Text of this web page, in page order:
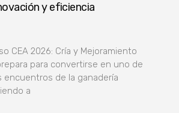
y eficiencia
CEA 2026: Cría y Mejoramiento
para convertirse en uno de
encuentros de la ganadería
a